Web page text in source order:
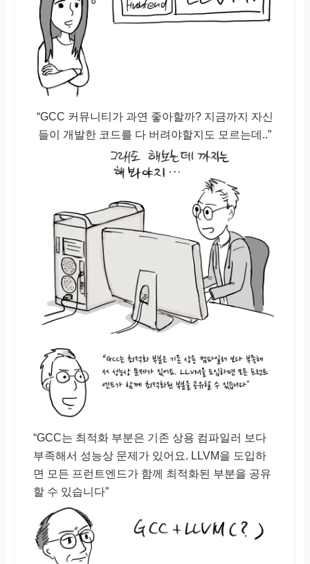
“GCC 커뮤니티가 과연 좋아할까? 지금까지 자신
들이 개발한 코드를 다 버려야할지도 모르는데..”
“GCC는 최적화 부분은 기존 상용 컴파일러 보다
부족해서 성능상 문제가 있어요. LLVM을 도입하
면 모든 프런트엔드가 함께 최적화된 부분을 공유
할 수 있습니다”